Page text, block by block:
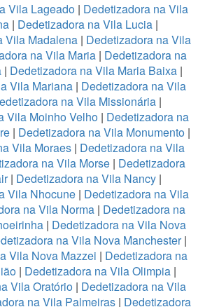
Vila Lageado| Dedetizadora na Vila
| Dedetizadora na Vila Lucia|
Vila Madalena| Dedetizadora na Vila
na Vila Maria | Dedetizadora na
| Dedetizadora na Vila Maria Baixa|
Vila Mariana | Dedetizadora na Vila
na Vila Missionária |
Vila Moinho Velho | Dedetizadora na
| Dedetizadora na Vila Monumento|
Vila Moraes| Dedetizadora na Vila
na Vila Morse | Dedetizadora
| Dedetizadora na Vila Nancy |
Vila Nhocune| Dedetizadora na Vila
na Vila Norma | Dedetizadora na
| Dedetizadora na Vila Nova
na Vila Nova Manchester|
Vila Nova Mazzei | Dedetizadora na
| Dedetizadora na Vila Olimpia |
Vila Oratório| Dedetizadora na Vila
na Vila Palmeiras| Dedetizadora